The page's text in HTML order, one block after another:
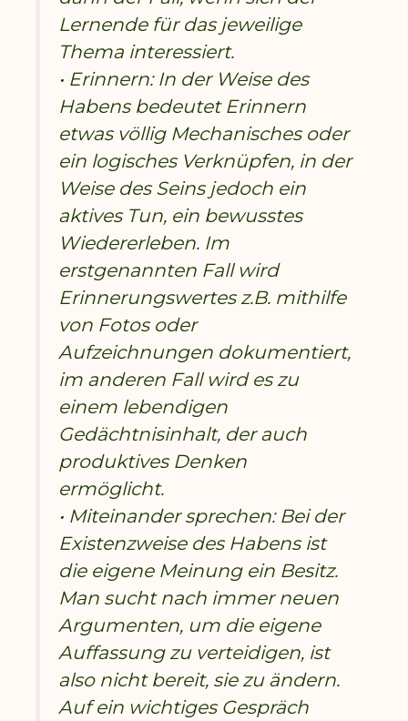
Lernende für das jeweilige
Thema interessiert.
• Erinnern: In der Weise des
Habens bedeutet Erinnern
etwas völlig Mechanisches oder
ein logisches Verknüpfen, in der
Weise des Seins jedoch ein
aktives Tun, ein bewusstes
Wiedererleben. Im
erstgenannten Fall wird
Erinnerungswertes z.B. mithilfe
von Fotos oder
Aufzeichnungen dokumentiert,
im anderen Fall wird es zu
einem lebendigen
Gedächtnisinhalt, der auch
produktives Denken
ermöglicht.
• Miteinander sprechen: Bei der
Existenzweise des Habens ist
die eigene Meinung ein Besitz.
Man sucht nach immer neuen
Argumenten, um die eigene
Auffassung zu verteidigen, ist
also nicht bereit, sie zu ändern.
Auf ein wichtiges Gespräch